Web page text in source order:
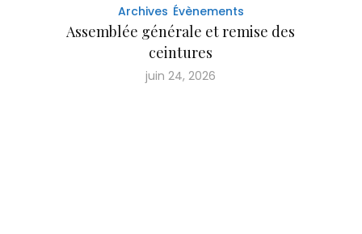
Archives Évènements
Assemblée générale et remise des
ceintures
juin 24, 2026